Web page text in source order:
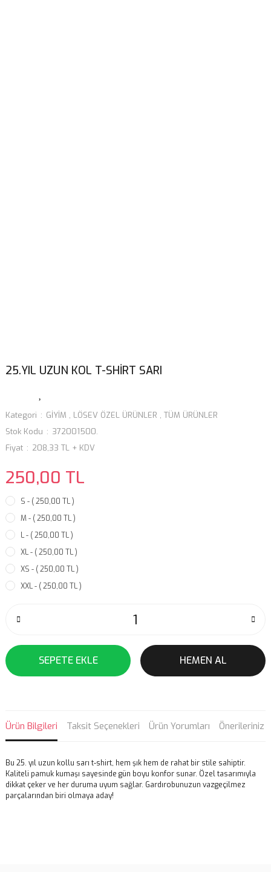
25.YIL UZUN KOL T-SHİRT SARI
Kategori GİYİM , LÖSEV ÖZEL ÜRÜNLER , TÜM ÜRÜNLER
Stok Kodu
372001500.
Fiyat
208,33 TL + KDV
250,00 TL
S - ( 250,00 TL )
M - ( 250,00 TL )
L - ( 250,00 TL )
XL - ( 250,00 TL )
XS - ( 250,00 TL )
XXL - ( 250,00 TL )
SEPETE EKLE HEMEN AL
Ürün Bilgileri Taksit Seçenekleri Ürün Yorumları Önerileriniz
Bu 25. yıl uzun kollu sarı t-shirt, hem şık hem de rahat bir stile sahiptir.
Kaliteli pamuk kumaşı sayesinde gün boyu konfor sunar. Özel tasarımıyla
dikkat çeker ve her duruma uyum sağlar. Gardırobunuzun vazgeçilmez
parçalarından biri olmaya aday!